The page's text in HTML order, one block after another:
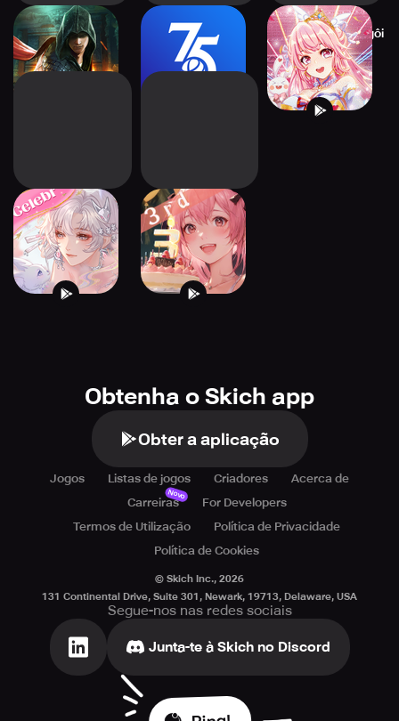
Immortal Realm Click and Win
Party Nốt Nhạc:Ngôi
Sao Rực Rỡ
Magic Star Idol Party
Obtenha o Skich app
Obter a aplicação
Jogos Listas de jogos Criadores
Acerca de
Carreiras
Novo
For Developers
Termos de Utilização
Política de Privacidade
Política de Cookies
© Skich Inc., 2026
131 Continental Drive, Suite 301, Newark, 19713, Delaware, USA
Segue-nos nas redes sociais
Junta-te à Skich no Discord